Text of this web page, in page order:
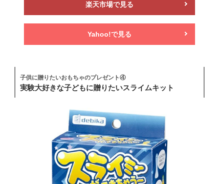
楽天市場で見る
Yahoo!で見る
子供に贈りたいおもちゃのプレゼント④
実験大好きな子どもに贈りたいスライムキット